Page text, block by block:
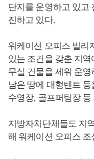
단지를 운영하고 있고
진하고 있다.
워케이션 오피스 빌리
있는 조건을 갖춘 지
무실 건물을 세워 운
남은 땅에 대형텐트
수영장, 골프퍼팅장
지방자치단체들도 지
해 워케이션 오피스